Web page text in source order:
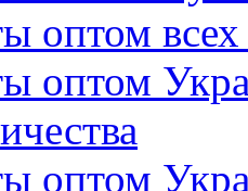
оптом
оптом
оптом